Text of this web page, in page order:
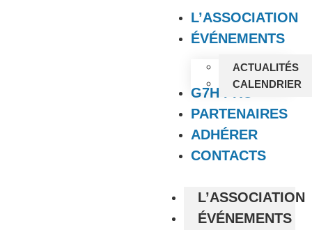
L’ASSOCIATION
ÉVÉNEMENTS
ACTUALITÉS
CALENDRIER
G7H PRO
PARTENAIRES
ADHÉRER
CONTACTS
L’ASSOCIATION
ÉVÉNEMENTS